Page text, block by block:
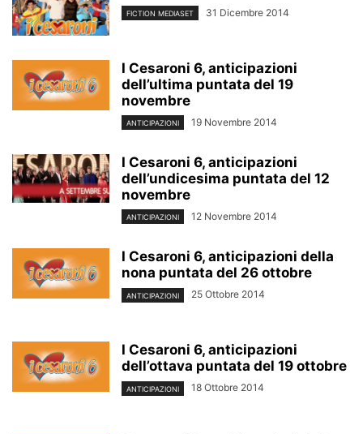
FICTION MEDIASET 31 Dicembre 2014
I Cesaroni 6, anticipazioni
dell’ultima puntata del 19
novembre
ANTICIPAZIONI 19 Novembre 2014
I Cesaroni 6, anticipazioni
dell’undicesima puntata del 12
novembre
ANTICIPAZIONI 12 Novembre 2014
I Cesaroni 6, anticipazioni della
nona puntata del 26 ottobre
ANTICIPAZIONI 25 Ottobre 2014
I Cesaroni 6, anticipazioni
dell’ottava puntata del 19 ottobre
ANTICIPAZIONI 18 Ottobre 2014